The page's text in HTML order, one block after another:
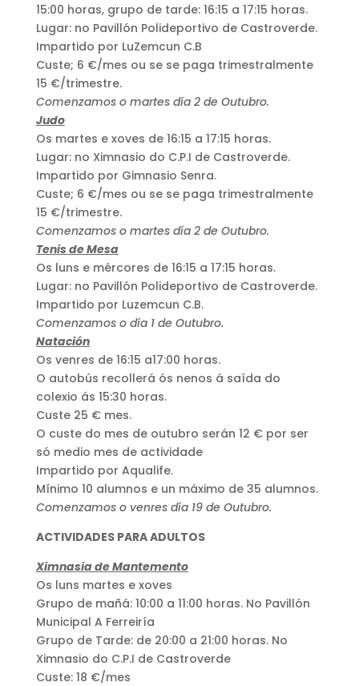
15:00 horas, grupo de tarde: 16:15 a 17:15 horas.
Lugar: no Pavillón Polideportivo de Castroverde.
Impartido por LuZemcun C.B
Custe; 6 €/mes ou se se paga trimestralmente
15 €/trimestre.
Comenzamos o martes día 2 de Outubro.
Judo
Os martes e xoves de 16:15 a 17:15 horas.
Lugar: no Ximnasio do C.P.I de Castroverde.
Impartido por Gimnasio Senra.
Custe; 6 €/mes ou se se paga trimestralmente
15 €/trimestre.
Comenzamos o martes día 2 de Outubro.
Tenis de Mesa
Os luns e mércores de 16:15 a 17:15 horas.
Lugar: no Pavillón Polideportivo de Castroverde.
Impartido por Luzemcun C.B.
Comenzamos o día 1 de Outubro.
Natación
Os venres de 16:15 a17:00 horas.
O autobús recollerá ós nenos á saída do
colexio ás 15:30 horas.
Custe 25 € mes.
O custe do mes de outubro serán 12 € por ser
só medio mes de actividade
Impartido por Aqualife.
Mínimo 10 alumnos e un máximo de 35 alumnos.
Comenzamos o venres día 19 de Outubro.
ACTIVIDADES PARA ADULTOS
Ximnasia de Mantemento
Os luns martes e xoves
Grupo de mañá: 10:00 a 11:00 horas. No Pavillón
Municipal A Ferreiría
Grupo de Tarde: de 20:00 a 21:00 horas. No
Ximnasio do C.P.I de Castroverde
Custe: 18 €/mes